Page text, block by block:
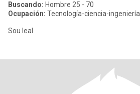
Buscando: Hombre 25 - 70
Ocupación: Tecnología-ciencia-ingeniería
Sou leal